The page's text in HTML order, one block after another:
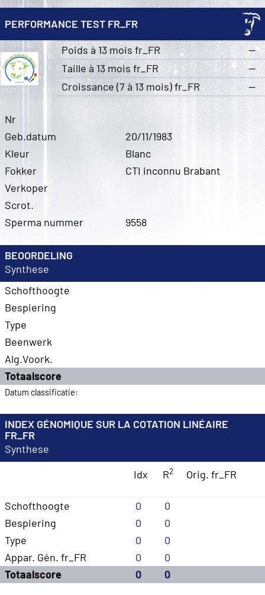
PERFORMANCE TEST FR_FR
Poids à 13 mois fr_FR
—
Taille à 13 mois fr_FR
—
Croissance (7 à 13 mois) fr_FR
—
Nr
Geb.datum
20/11/1983
Kleur
Blanc
Fokker
CTI inconnu Brabant
Verkoper
Scrot.
Sperma nummer
9558
BEOORDELING
Synthese
Schofthoogte
Bespiering
Type
Beenwerk
Alg.Voork.
Totaalscore
Datum classificatie:
INDEX GÉNOMIQUE SUR LA COTATION LINÉAIRE
FR_FR
Synthese
Idx
R2 Orig. fr_FR
Schofthoogte 0
0
Bespiering
0
0
Type
0
0
Appar. Gén. fr_FR
0
0
Totaalscore
0 0